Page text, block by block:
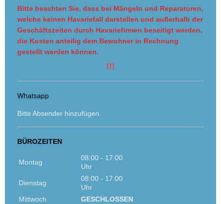
Bitte beachten Sie, dass bei Mängeln und Reparaturen,
welche keinen Havariefall darstellen und außerhalb der
Geschäftszeiten durch Havariefirmen beseitigt werden,
die Kosten anteilig dem Bewohner in Rechnung
gestellt werden können.
!!!
Whatsapp
Bitte Absender hinzufügen.
BÜROZEITEN
Montag
08:00 - 17:00
Uhr
Dienstag
08:00 - 17:00
Uhr
Mittwoch
GESCHLOSSEN